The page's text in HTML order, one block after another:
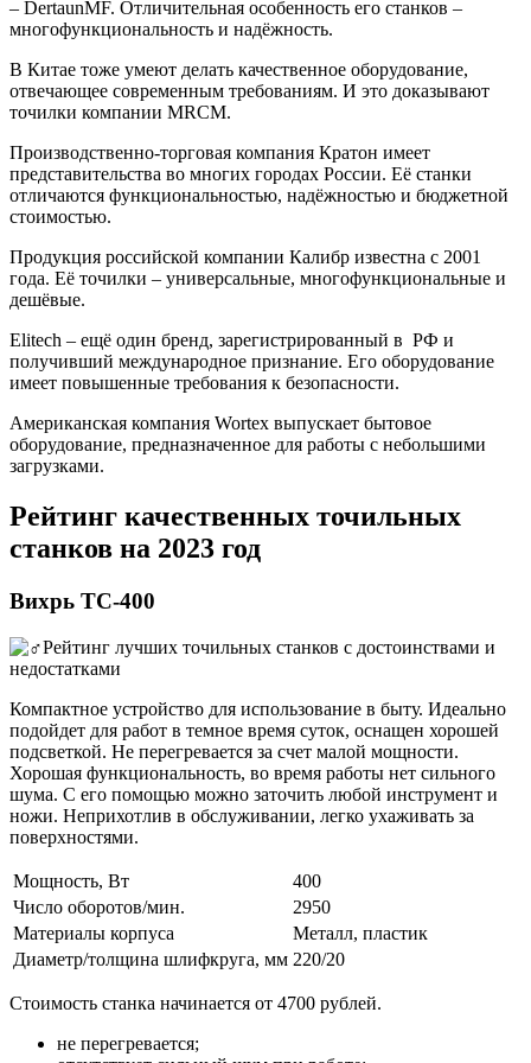
– DertaunMF. Отличительная особенность его станков –
многофункциональность и надёжность.
В Китае тоже умеют делать качественное оборудование,
отвечающее современным требованиям. И это доказывают
точилки компании MRCM.
Производственно-торговая компания Кратон имеет
представительства во многих городах России. Её станки
отличаются функциональностью, надёжностью и бюджетной
стоимостью.
Продукция российской компании Калибр известна с 2001
года. Её точилки – универсальные, многофункциональные и
дешёвые.
Elitech – ещё один бренд, зарегистрированный в РФ и
получивший международное признание. Его оборудование
имеет повышенные требования к безопасности.
Американская компания Wortex выпускает бытовое
оборудование, предназначенное для работы с небольшими
загрузками.
Рейтинг качественных точильных
станков на 2023 год
Вихрь ТС-400
Компактное устройство для использование в быту. Идеально
подойдет для работ в темное время суток, оснащен хорошей
подсветкой. Не перегревается за счет малой мощности.
Хорошая функциональность, во время работы нет сильного
шума. С его помощью можно заточить любой инструмент и
ножи. Неприхотлив в обслуживании, легко ухаживать за
поверхностями.
Мощность, Вт
400
Число оборотов/мин.
2950
Материалы корпуса
Металл, пластик
Диаметр/толщина шлифкруга, мм 220/20
Стоимость станка начинается от 4700 рублей.
не перегревается;